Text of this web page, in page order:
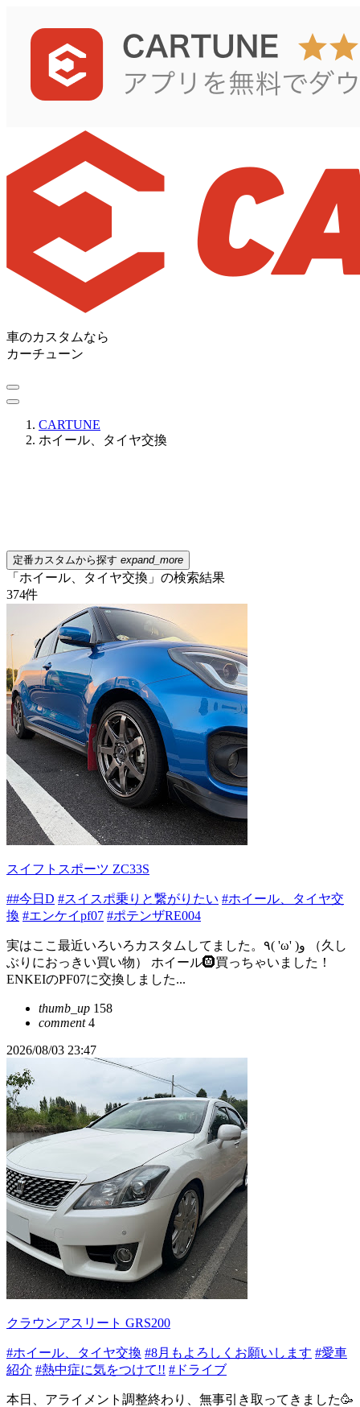
車のカスタムなら
カーチューン
CARTUNE
ホイール、タイヤ交換
定番カスタムから探す expand_more
「ホイール、タイヤ交換」の検索結果
374件
スイフトスポーツ ZC33S
##今日D #スイスポ乗りと繋がりたい #ホイール、タイヤ交
換 #エンケイpf07 #ポテンザRE004
実はここ最近いろいろカスタムしてました。٩( 'ω' )و （久し
ぶりにおっきい買い物） ホイール🛞買っちゃいました！
ENKEIのPF07に交換しました...
thumb_up 158
comment4
2026/08/03 23:47
クラウンアスリート GRS200
#ホイール、タイヤ交換 #8月もよろしくお願いします #愛車
紹介 #熱中症に気をつけて!! #ドライブ
本日、アライメント調整終わり、無事引き取ってきました🥳